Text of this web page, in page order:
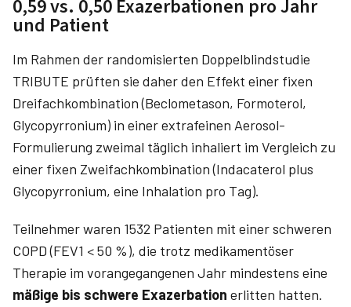
0,59 vs. 0,50 Exazerbationen pro Jahr
und Patient
Im Rahmen der randomisierten Doppelblindstudie
TRIBUTE prüften sie daher den Effekt einer fixen
Dreifachkombination (Beclometason, Formoterol,
Glycopyrronium) in einer extrafeinen Aerosol-
Formulierung zweimal täglich inhaliert im Vergleich zu
einer fixen Zweifachkombination (Indacaterol plus
Glycopyrronium, eine Inhalation pro Tag).
Teilnehmer waren 1532 Patienten mit einer schweren
COPD (FEV1 < 50 %), die trotz medikamentöser
Therapie im vorangegangenen Jahr mindestens eine
mäßige bis schwere Exazerbation erlitten hatten.